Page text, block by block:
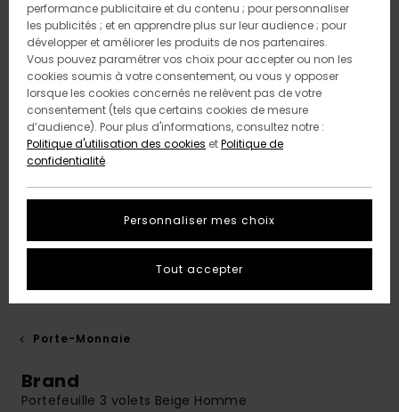
Porte-Monnaie
Brand
Portefeuille 3 volets Beige Homme
performance publicitaire et du contenu ; pour personnaliser
les publicités ; et en apprendre plus sur leur audience ; pour
développer et améliorer les produits de nos partenaires.
Vous pouvez paramétrer vos choix pour accepter ou non les
cookies soumis à votre consentement, ou vous y opposer
lorsque les cookies concernés ne relèvent pas de votre
consentement (tels que certains cookies de mesure
d’audience). Pour plus d'informations, consultez notre :
Politique d'utilisation des cookies etPolitique de
confidentialité
Personnaliser mes choix
Tout accepter